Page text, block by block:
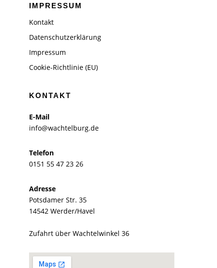
IMPRESSUM
Kontakt
Datenschutzerklärung
Impressum
Cookie-Richtlinie (EU)
KONTAKT
E-Mail
info@wachtelburg.de
Telefon
0151 55 47 23 26
Adresse
Potsdamer Str. 35
14542 Werder/Havel
Zufahrt über Wachtelwinkel 36